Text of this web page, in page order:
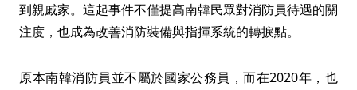
到親戚家。這起事件不僅提高南韓民眾對消防員待遇的關
注度，也成為改善消防裝備與指揮系統的轉捩點。
原本南韓消防員並不屬於國家公務員，而在2020年，也